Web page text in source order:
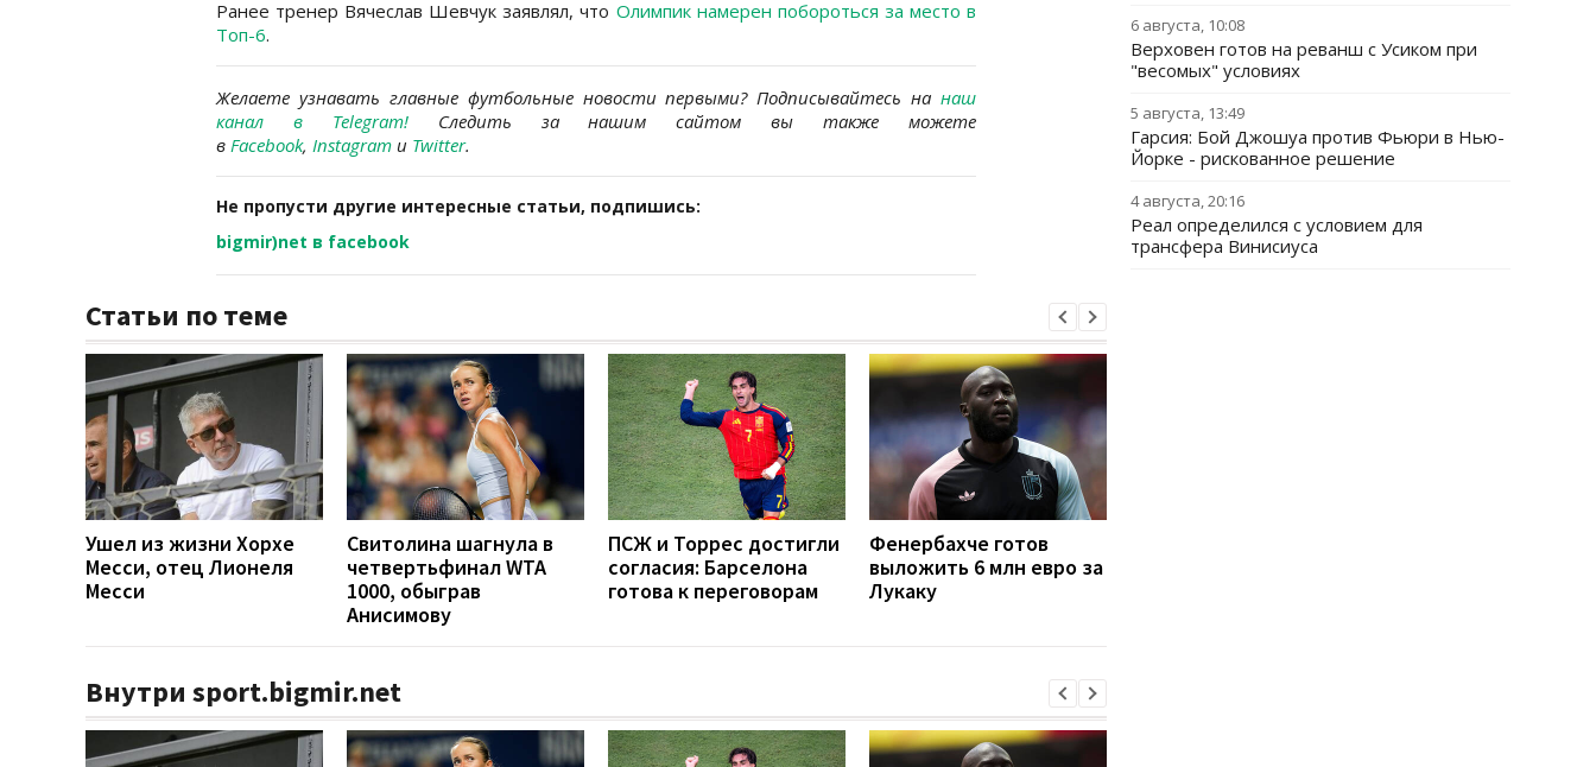
Ранее тренер Вячеслав Шевчук заявлял, что Олимпик намерен побороться за место в
Топ-6.
Желаете узнавать главные футбольные новости первыми? Подписывайтесь на наш
канал в Telegram!Следить за нашим сайтом вы также можете
в Facebook, Instagram и Twitter.
Не пропусти другие интересные статьи, подпишись:
bigmir)net в facebook
Статьи по теме
Ушел из жизни Хорхе
Месси, отец Лионеля
Месси
Свитолина шагнула в
четвертьфинал WTA
1000, обыграв
Анисимову
ПСЖ и Торрес достигли
согласия: Барселона
готова к переговорам
Фенербахче готов
выложить 6 млн евро за
Лукаку
Внутри sport.bigmir.net
6 августа, 10:08
Верховен готов на реванш с Усиком при
"весомых" условиях
5 августа, 13:49
Гарсия: Бой Джошуа против Фьюри в Нью-
Йорке - рискованное решение
4 августа, 20:16
Реал определился с условием для
трансфера Винисиуса